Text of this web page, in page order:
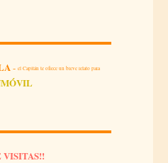
- el Capitán te ofrece un breve relato para
VISITAS!!